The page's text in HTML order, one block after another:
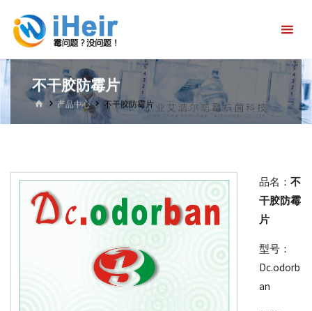
内
容。
尔
霉
抗
科
官
首
页-
不干胶防霉片
首 产品中心 不干胶防霉片
品名： 不
干胶防霉
片
型号：
Dc.odorb
an